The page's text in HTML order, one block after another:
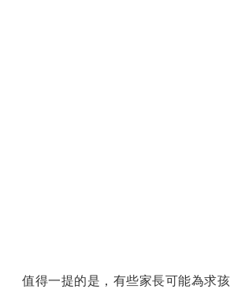
值得一提的是，有些家長可能為求孩